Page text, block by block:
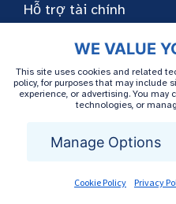
WE VALUE
This site uses cookies and related
policy, for purposes that may include
experience, or advertising. You
technologies, or
Manage Options
Cookie Policy Privacy
Hỗ trợ tài chính
Điều kiện &
Dinh dưỡng qua
Sinh học tự miễn dịch